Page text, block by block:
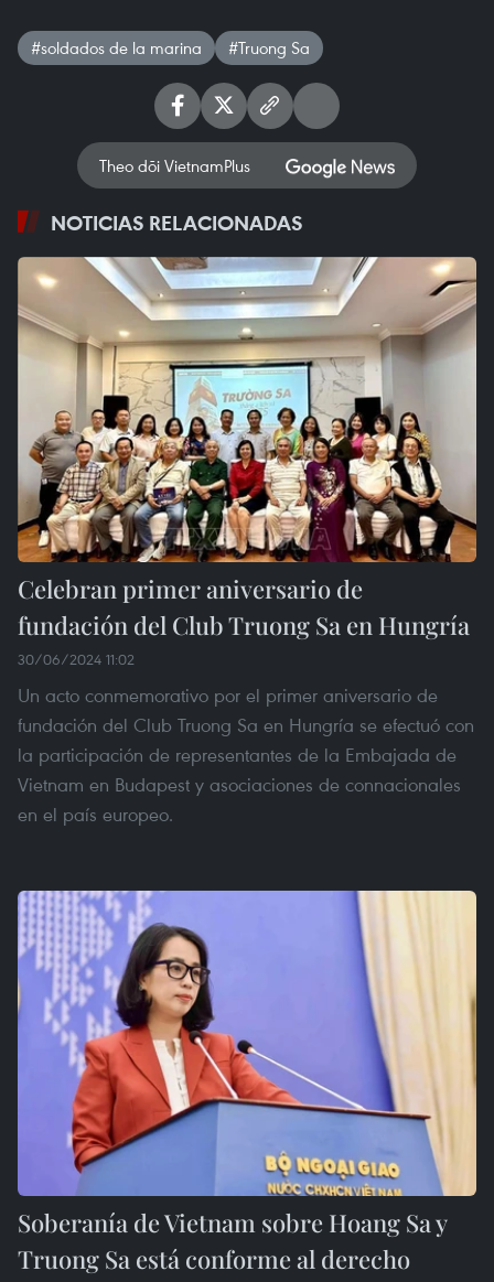
#soldados de la marina #Truong Sa
Theo dõi VietnamPlus
NOTICIAS RELACIONADAS
Celebran primer aniversario de
fundación del Club Truong Sa en Hungría
30/06/2024 11:02
Un acto conmemorativo por el primer aniversario de
fundación del Club Truong Sa en Hungría se efectuó con
la participación de representantes de la Embajada de
Vietnam en Budapest y asociaciones de connacionales
en el país europeo.
Soberanía de Vietnam sobre Hoang Sa y
Truong Sa está conforme al derecho